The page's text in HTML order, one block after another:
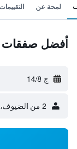
لمحة عن التقييمات
أفضل صفقات
ج 14/8
2 من الضيوف، غرفة واحدة